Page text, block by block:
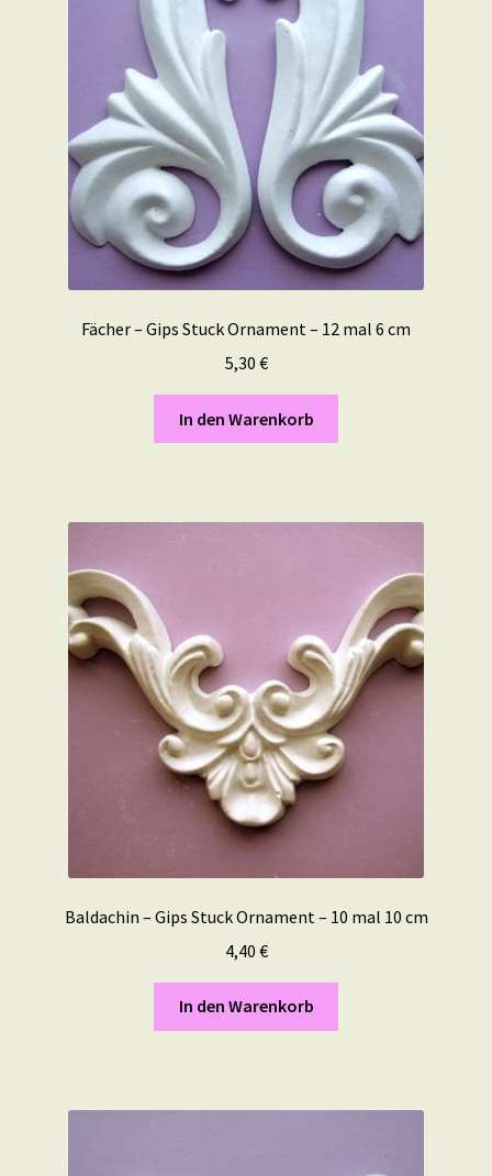
Fächer – Gips Stuck Ornament – 12 mal 6 cm
5,30 €
In den Warenkorb
Baldachin – Gips Stuck Ornament – 10 mal 10 cm
4,40 €
In den Warenkorb